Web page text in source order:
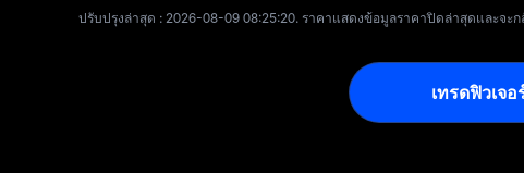
ปรับปรุงล่าสุด : ⁦2026-08-09 08:25:20⁩. ราคาแสดงข้อมูลราคาปิดล่าสุดและจ
เทรดฟิวเจ